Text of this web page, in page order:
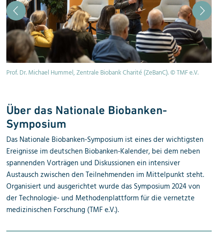
Prof. Dr. Michael Hummel, Zentrale Biobank Charité (ZeBanC). © TMF e.V.
Über das Nationale Biobanken-
Symposium
Das Nationale Biobanken-Symposium ist eines der wichtigsten
Ereignisse im deutschen Biobanken-Kalender, bei dem neben
spannenden Vorträgen und Diskussionen ein intensiver
Austausch zwischen den Teilnehmenden im Mittelpunkt steht.
Organisiert und ausgerichtet wurde das Symposium 2024 von
der Technologie- und Methodenplattform für die vernetzte
medizinischen Forschung (TMF e.V.).